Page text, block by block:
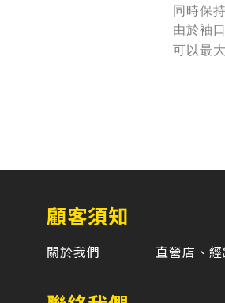
同時保
由於袖
可以最
顧客須知
關於我們 直營店、